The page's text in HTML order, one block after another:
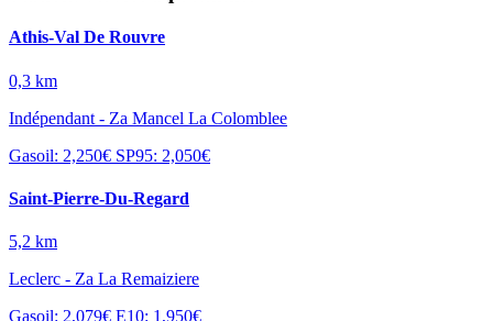
Athis-Val De Rouvre
0,3 km
Indépendant - Za Mancel La Colomblee
Gasoil: 2,250€ SP95: 2,050€
Saint-Pierre-Du-Regard
5,2 km
Leclerc - Za La Remaiziere
Gasoil: 2,079€ E10: 1,950€